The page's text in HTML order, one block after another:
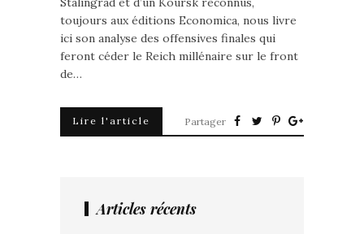
toujours aux éditions Economica, nous livre
ici son analyse des offensives finales qui
feront céder le Reich millénaire sur le front
de…
Lire l'article Partager
Articles récents